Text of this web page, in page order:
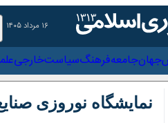
۱۶ مرداد ۱۴۰۵
ورزش جهان جامعه فرهنگ
نمایشگاه نوروزی